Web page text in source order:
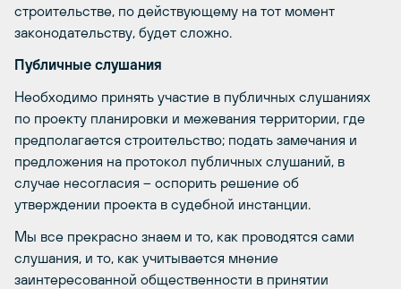
строительстве, по действующему на тот момент
законодательству, будет сложно.
Публичные слушания
Необходимо принять участие в публичных слушаниях
по проекту планировки и межевания территории, где
предполагается строительство; подать замечания и
предложения на протокол публичных слушаний, в
случае несогласия – оспорить решение об
утверждении проекта в судебной инстанции.
Мы все прекрасно знаем и то, как проводятся сами
слушания, и то, как учитывается мнение
заинтересованной общественности в принятии